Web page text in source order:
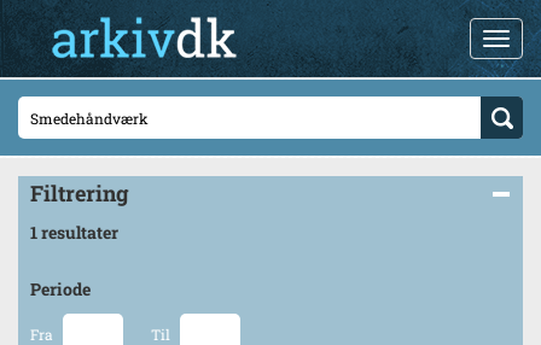
Filtrering
1 resultater
Periode
Fra Til